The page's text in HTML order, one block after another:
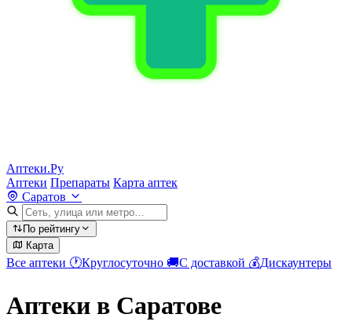
Аптеки.Ру
Аптеки Препараты Карта аптек
Саратов
По рейтингу
Карта
Все аптеки 🕐Круглосуточно 🚚С доставкой 💰Дискаунтеры
Аптеки в Саратове